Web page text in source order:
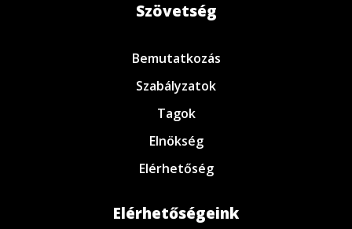
Szövetség
Bemutatkozás
Szabályzatok
Tagok
Elnökség
Elérhetőség
Elérhetőségeink